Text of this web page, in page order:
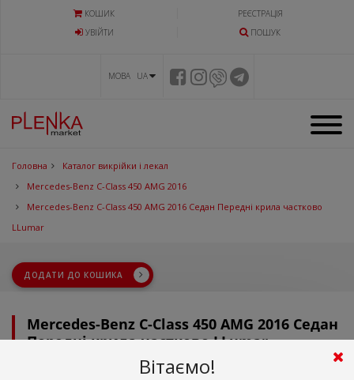
КОШИК
РЕЄСТРАЦІЯ
УВIЙТИ
ПОШУК
МОВА UA
Головна
Каталог викрійки і лекал
Mercedes-Benz C-Class 450 AMG 2016
Mercedes-Benz C-Class 450 AMG 2016 Седан Передні крила частково
LLumar
ДОДАТИ ДО КОШИКА
Mercedes-Benz C-Class 450 AMG 2016 Седан
Передні крила частково LLumar
Вітаємо!